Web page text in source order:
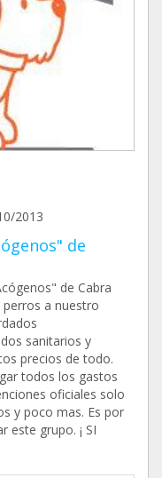
2013
de
de Cabra
a nuestro
sanitarios y
precios de todo.
todos los gastos
oficiales solo
y poco mas. Es por
este grupo. ¡ SI